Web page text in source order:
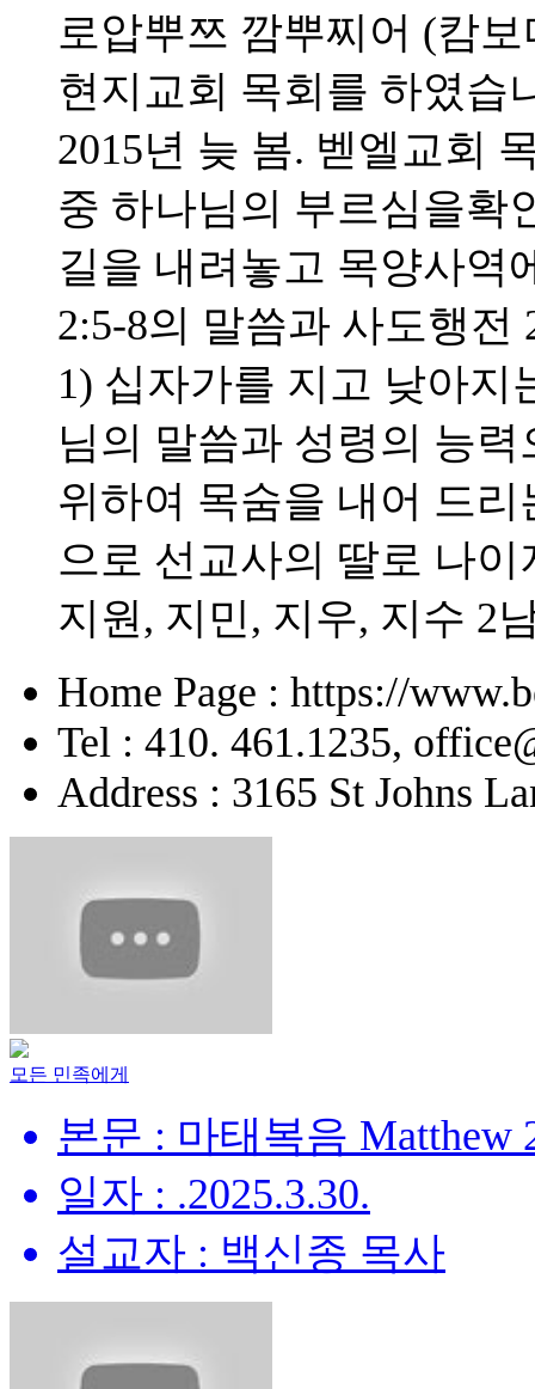
로압뿌쯔 깜뿌찌어 (캄
현지교회 목회를 하였습
2015년 늦 봄. 벧엘교회
중 하나님의 부르심을확
길을 내려놓고 목양사역
2:5-8의 말씀과 사도행전
1) 십자가를 지고 낮아지
님의 말씀과 성령의 능
위하여 목숨을 내어 드
으로 선교사의 딸로 나
지원, 지민, 지우, 지수 2
Home Page : https://
Tel : 410. 461.1235,
Address : 3165 St Johns
모든 민족에게
본문 : 마태복음 Matthew
일자 : .2025.3.30.
설교자 : 백신종 목사